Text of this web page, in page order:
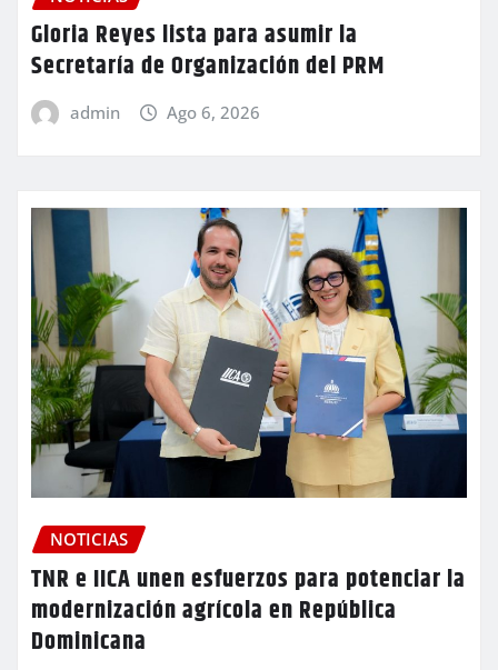
Gloria Reyes lista para asumir la
Secretaría de Organización del PRM
admin Ago 6, 2026
NOTICIAS
TNR e IICA unen esfuerzos para potenciar la
modernización agrícola en República
Dominicana